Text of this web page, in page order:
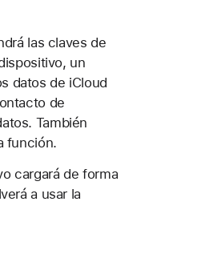
las claves de
un
datos de iCloud
de
También
función.
cargará de forma
a usar la